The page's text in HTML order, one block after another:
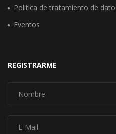
Politica de tratamiento de
Eventos
REGISTRARME